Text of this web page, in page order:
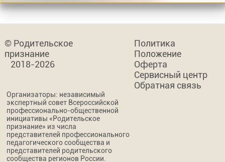
© Родительское
признание
2018-2026
Политика
Положение
Оферта
Сервисный центр
Обратная связь
Организаторы: независимый
экспертный совет Всероссийской
профессионально-общественной
инициативы «Родительское
признание» из числа
представителей профессионального
педагогического сообщества и
представителей родительского
сообщества регионов России.